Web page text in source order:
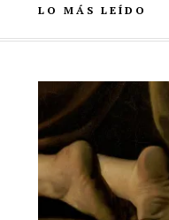
LO MÁS LEÍDO